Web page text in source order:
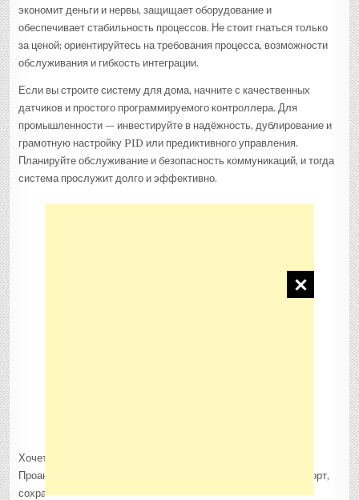
экономит деньги и нервы, защищает оборудование и
обеспечивает стабильность процессов. Не стоит гнаться только
за ценой; ориентируйтесь на требования процесса, возможности
обслуживания и гибкость интеграции.
Если вы строите систему для дома, начните с качественных
датчиков и простого программируемого контроллера. Для
промышленности — инвестируйте в надёжность, дублирование и
грамотную настройку PID или предиктивного управления.
Планируйте обслуживание и безопасность коммуникаций, и тогда
система прослужит долго и эффективно.
Хочется конкретных рекомендаций для вашего случая?
Проанализируйте, какая основная задача у системы — комфорт,
сохранение продукта или обеспечение технологического